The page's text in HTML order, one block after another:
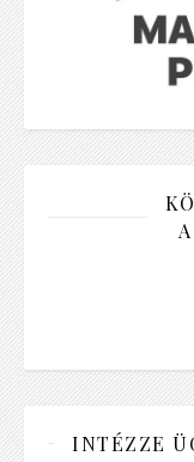
INTÉZZE